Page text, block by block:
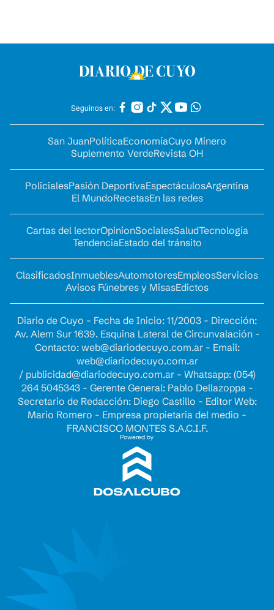
Seguinos en:
San JuanPolíticaEconomíaCuyo Minero
Suplemento VerdeRevista OH
PolicialesPasión DeportivaEspectáculosArgentina
El MundoRecetasEn las redes
Cartas del lectorOpinionSocialesSaludTecnología
TendenciaEstado del tránsito
ClasificadosInmueblesAutomotoresEmpleosServicios
Avisos Fúnebres y MisasEdictos
Diario de Cuyo - Fecha de Inicio: 11/2003 - Dirección:
Av. Alem Sur 1639. Esquina Lateral de Circunvalación -
Contacto: web@diariodecuyo.com.ar- Email:
web@diariodecuyo.com.ar
/ publicidad@diariodecuyo.com.ar- Whatsapp: (054)
264 5045343 - Gerente General: Pablo Dellazoppa -
Secretario de Redacción: Diego Castillo - Editor Web:
Mario Romero - Empresa propietaria del medio -
FRANCISCO MONTES S.A.C.I.F.